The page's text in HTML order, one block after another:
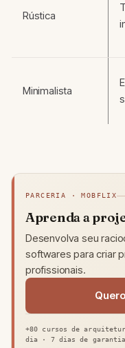
Rústica
Minimalista
PARCERIA · MOBFLIX
Aprenda a
Desenvolva seu
softwares para criar
profissionais.
+80 cursos de
dia · 7 dias de garantia